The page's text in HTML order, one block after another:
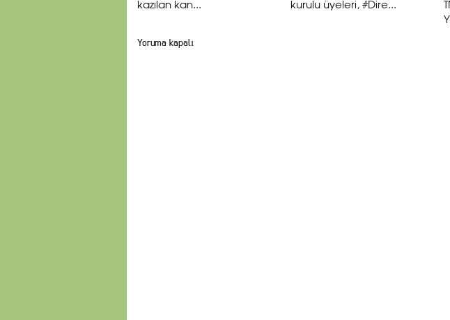
kazılan kan...
kurulu üyeleri, #Dire...
Yoruma kapalı